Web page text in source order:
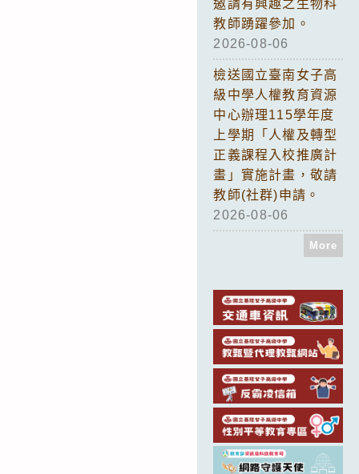
邀請有興趣之生物科
教師踴躍參加。
2026-08-06
檢送國立臺南女子高
級中學人權教育資源
中心辦理115學年度
上學期「人權及轉型
正義課程入校推廣計
畫」實施計畫，敬請
教師(社群)申請。
2026-08-06
More